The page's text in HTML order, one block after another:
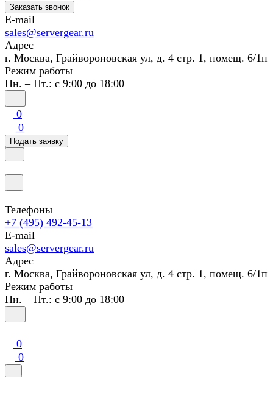
Заказать звонок
E-mail
sales@servergear.ru
Адрес
г. Москва, Грайвороновская ул, д. 4 стр. 1, помещ. 6/1п
Режим работы
Пн. – Пт.: с 9:00 до 18:00
0
0
Подать заявку
Телефоны
+7 (495) 492-45-13
E-mail
sales@servergear.ru
Адрес
г. Москва, Грайвороновская ул, д. 4 стр. 1, помещ. 6/1п
Режим работы
Пн. – Пт.: с 9:00 до 18:00
0
0